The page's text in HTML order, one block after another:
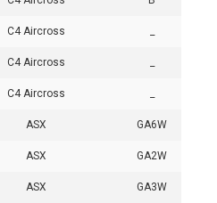
C4 Aircross
C4 Aircross
C4 Aircross
ASX GA6W
ASX GA2W
ASX GA3W